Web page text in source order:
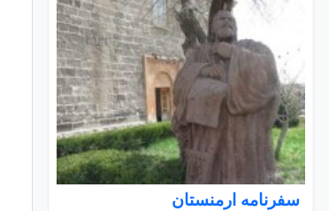
سفرنامه ارمنستان